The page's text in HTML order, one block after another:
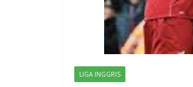
LIGA INGGRIS